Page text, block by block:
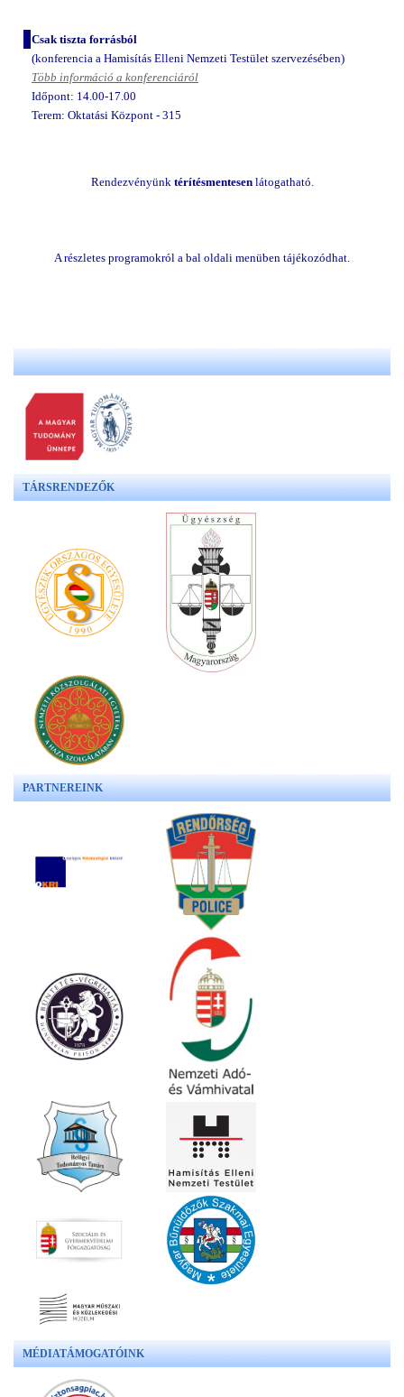
Csak tiszta forrásból
(konferencia a Hamisítás Elleni Nemzeti Testület szervezésében)
Több információ a konferenciáról
Időpont: 14.00-17.00
Terem: Oktatási Központ - 315
Rendezvényünk térítésmentesen látogatható.
A részletes programokról a bal oldali menüben tájékozódhat.
TÁRSRENDEZŐK
PARTNEREINK
MÉDIATÁMOGATÓINK